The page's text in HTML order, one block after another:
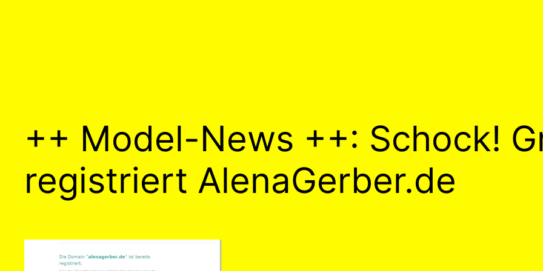
++ Model-News ++: Schock!
registriert AlenaGerber.de